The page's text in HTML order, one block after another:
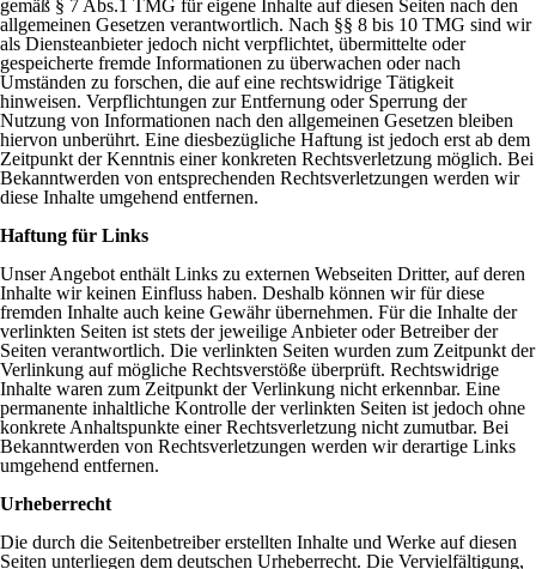
gemäß § 7 Abs.1 TMG für eigene Inhalte auf diesen Seiten nach den
allgemeinen Gesetzen verantwortlich. Nach §§ 8 bis 10 TMG sind wir
als Diensteanbieter jedoch nicht verpflichtet, übermittelte oder
gespeicherte fremde Informationen zu überwachen oder nach
Umständen zu forschen, die auf eine rechtswidrige Tätigkeit
hinweisen. Verpflichtungen zur Entfernung oder Sperrung der
Nutzung von Informationen nach den allgemeinen Gesetzen bleiben
hiervon unberührt. Eine diesbezügliche Haftung ist jedoch erst ab dem
Zeitpunkt der Kenntnis einer konkreten Rechtsverletzung möglich. Bei
Bekanntwerden von entsprechenden Rechtsverletzungen werden wir
diese Inhalte umgehend entfernen.
Haftung für Links
Unser Angebot enthält Links zu externen Webseiten Dritter, auf deren
Inhalte wir keinen Einfluss haben. Deshalb können wir für diese
fremden Inhalte auch keine Gewähr übernehmen. Für die Inhalte der
verlinkten Seiten ist stets der jeweilige Anbieter oder Betreiber der
Seiten verantwortlich. Die verlinkten Seiten wurden zum Zeitpunkt der
Verlinkung auf mögliche Rechtsverstöße überprüft. Rechtswidrige
Inhalte waren zum Zeitpunkt der Verlinkung nicht erkennbar. Eine
permanente inhaltliche Kontrolle der verlinkten Seiten ist jedoch ohne
konkrete Anhaltspunkte einer Rechtsverletzung nicht zumutbar. Bei
Bekanntwerden von Rechtsverletzungen werden wir derartige Links
umgehend entfernen.
Urheberrecht
Die durch die Seitenbetreiber erstellten Inhalte und Werke auf diesen
Seiten unterliegen dem deutschen Urheberrecht. Die Vervielfältigung,